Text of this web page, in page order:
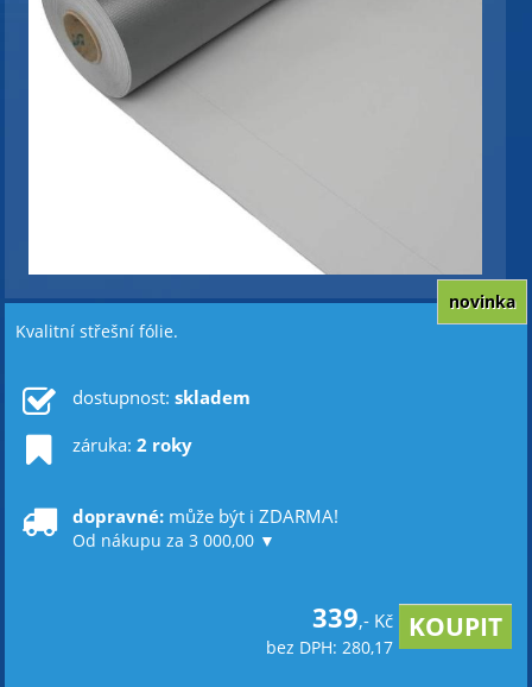
Kvalitní střešní fólie.
novinka
dostupnost: skladem
záruka: 2 roky
dopravné: může být i ZDARMA!
Od nákupu za 3 000,00 ▼
339,- Kč
bez DPH: 280,17